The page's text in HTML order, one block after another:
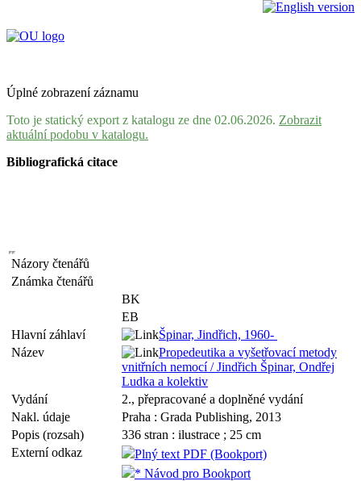
Úplné zobrazení záznamu
Toto je statický export z katalogu ze dne 02.06.2026. Zobrazit
aktuální podobu v katalogu.
Bibliografická citace
Názory čtenářů
Známka čtenářů
BK
EB
Hlavní záhlaví
Špinar, Jindřich, 1960-
Název
Propedeutika a vyšetřovací metody
vnitřních nemocí / Jindřich Špinar, Ondřej
Ludka a kolektiv
Vydání
2., přepracované a doplněné vydání
Nakl. údaje
Praha : Grada Publishing, 2013
Popis (rozsah)
336 stran : ilustrace ; 25 cm
Externí odkaz
Plný text PDF (Bookport)
* Návod pro Bookport